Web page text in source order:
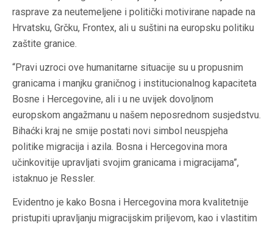
rasprave za neutemeljene i politički motivirane napade na
Hrvatsku, Grčku, Frontex, ali u suštini na europsku politiku
zaštite granice.
“Pravi uzroci ove humanitarne situacije su u propusnim
granicama i manjku graničnog i institucionalnog kapaciteta
Bosne i Hercegovine, ali i u ne uvijek dovoljnom
europskom angažmanu u našem neposrednom susjedstvu.
Bihaćki kraj ne smije postati novi simbol neuspjeha
politike migracija i azila. Bosna i Hercegovina mora
učinkovitije upravljati svojim granicama i migracijama”,
istaknuo je Ressler.
Evidentno je kako Bosna i Hercegovina mora kvalitetnije
pristupiti upravljanju migracijskim priljevom, kao i vlastitim